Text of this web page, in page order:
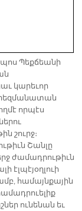
Պեքճեանի
կարեւոր
որպէս
շուրջ։
Շանլը
ժամադրութիւն
համայնքային
ունենան եւ